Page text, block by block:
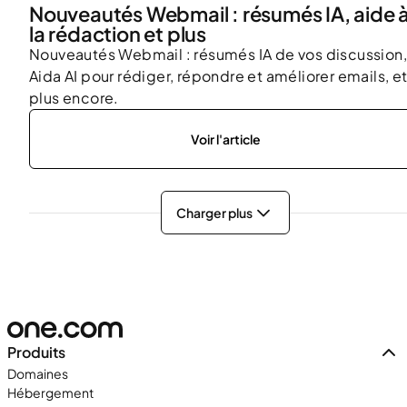
Nouveautés Webmail : résumés IA, aide
la rédaction et plus
Nouveautés Webmail : résumés IA de vos discussion,
Aida AI pour rédiger, répondre et améliorer emails, et
plus encore.
Voir l'article
Charger plus
Produits
Domaines
Hébergement